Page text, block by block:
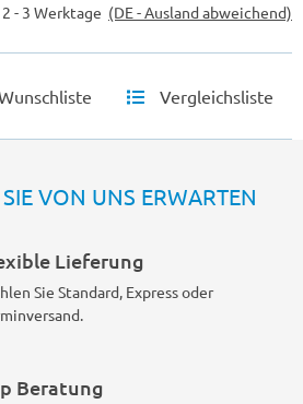
2 - 3 Werktage (DE - Ausland abweichend)
Vergleichsliste
VON UNS ERWARTEN
Lieferung
Sie Standard, Express oder
Beratung